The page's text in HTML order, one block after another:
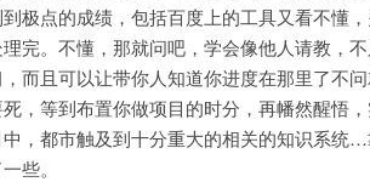
极点的成绩，包括百度上的工具又看不懂
完。不懂，那就问吧，学会像他人请教，
而且可以让带你人知道你进度在那里了不
，等到布置你做项目的时分，再幡然醒悟
，都市触及到十分重大的相关的知识系统
些。